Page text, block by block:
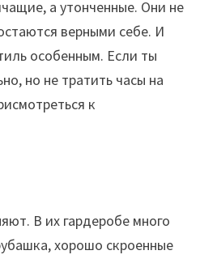
а утонченные. Они не
верными себе. И
особенным. Если ты
но не тратить часы на
к
В их гардеробе много
хорошо скроенные